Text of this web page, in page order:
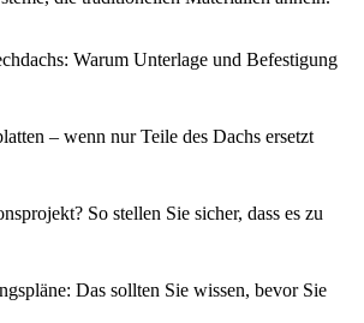
Warum Unterlage und Befestigung
– wenn nur Teile des Dachs ersetzt
So stellen Sie sicher, dass es zu
Das sollten Sie wissen, bevor Sie